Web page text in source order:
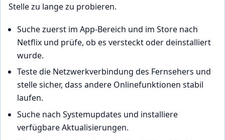
Stelle zu lange zu probieren.
Suche zuerst im App-Bereich und im Store nach
Netflix und prüfe, ob es versteckt oder deinstalliert
wurde.
Teste die Netzwerkverbindung des Fernsehers und
stelle sicher, dass andere Onlinefunktionen stabil
laufen.
Suche nach Systemupdates und installiere
verfügbare Aktualisierungen.